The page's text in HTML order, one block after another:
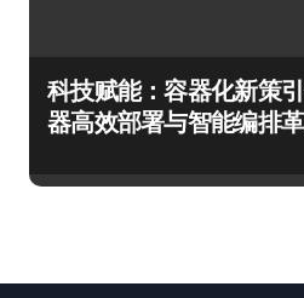
科技赋能：容器化新策
器高效部署与智能编排